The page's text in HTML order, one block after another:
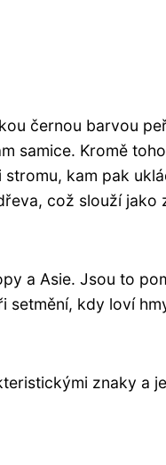
černou barvou
samice. Kromě
kam pak
což slouží jako
a Asie. Jsou to
kdy loví
znaky a